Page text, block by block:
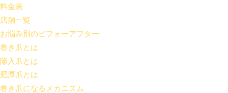
料金表
店舗一覧
お悩み別のビフォーアフター
巻き爪とは
陥入爪とは
肥厚爪とは
巻き爪になるメカニズム